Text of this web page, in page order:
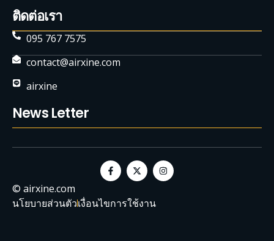
ติดต่อเรา
095 767 7575
contact@airxine.com
airxine
News Letter
© airxine.com
นโยบายส่วนตัวเงื่อนไขการใช้งาน